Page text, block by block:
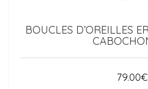
BOUCLES D’OREILLES
79.00€